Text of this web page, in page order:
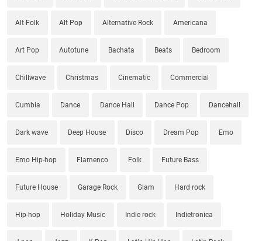
Alt Folk Alt Pop Alternative Rock Americana
Art Pop Autotune Bachata Beats Bedroom
Chillwave Christmas Cinematic Commercial
Cumbia Dance Dance Hall Dance Pop Dancehall
Dark wave Deep House Disco Dream Pop Emo
Emo Hip-hop Flamenco Folk Future Bass
Future House Garage Rock Glam Hard rock
Hip-hop Holiday Music Indie rock Indietronica